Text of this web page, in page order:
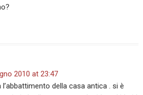
2010 at 23:47
della casa antica . si è